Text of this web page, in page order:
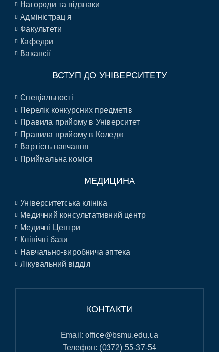
Нагороди та відзнаки
Адміністрація
Факультети
Кафедри
Вакансії
ВСТУП ДО УНІВЕРСИТЕТУ
Спеціальності
Перелік конкурсних предметів
Правила прийому в Університет
Правила прийому в Коледж
Вартість навчання
Приймальна коміся
МЕДИЦИНА
Університетська клініка
Медичний консультативний центр
Медичні Центри
Клінічні бази
Навчально-виробнича аптека
Лікувальний відділ
КОНТАКТИ
Email:office@bsmu.edu.ua
Телефон: (0372) 55-37-54